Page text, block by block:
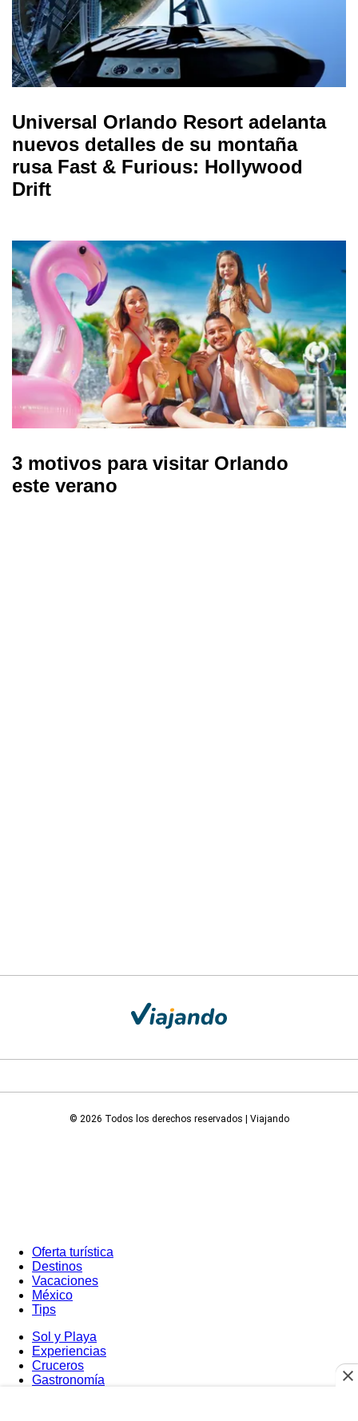
Universal Orlando Resort adelanta
nuevos detalles de su montaña
rusa Fast & Furious: Hollywood
Drift
3 motivos para visitar Orlando
este verano
© 2026 Todos los derechos reservados | Viajando
Oferta turística
Destinos
Vacaciones
México
Tips
Sol y Playa
Experiencias
Cruceros
Gastronomía